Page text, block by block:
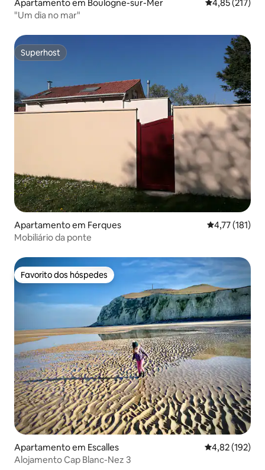
Apartamento em Boulogne-sur-Mer Classificação
4,85 (217)
"Um dia no mar"
Superhost
Superhost
Apartamento em Ferques Classificação
4,77 (181)
Mobiliário da ponte
Favorito dos hóspedes
Favorito dos hóspedes
Apartamento em Escalles Classificação
4,82 (192)
Alojamento Cap Blanc-Nez 3